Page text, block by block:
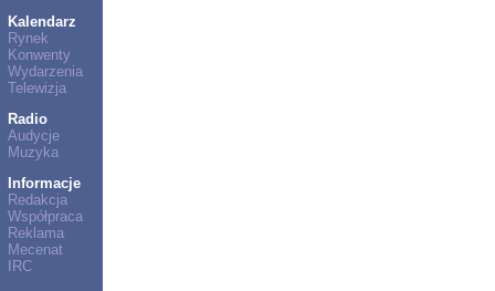
Kalendarz
Rynek
Konwenty
Wydarzenia
Telewizja
Radio
Audycje
Muzyka
Informacje
Redakcja
Współpraca
Reklama
Mecenat
IRC